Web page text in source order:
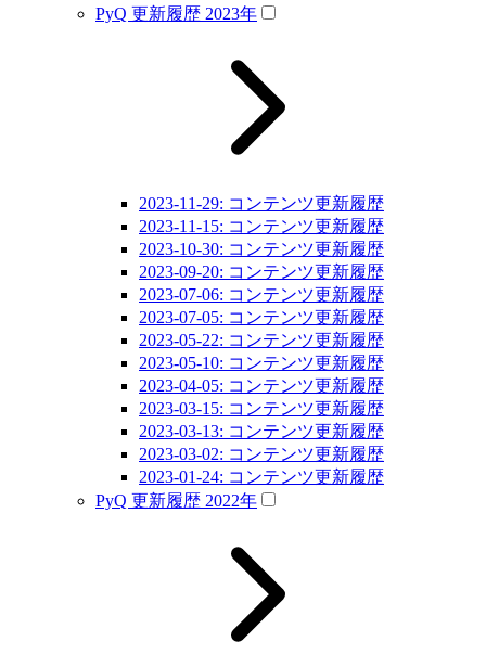
PyQ 更新履歴 2023年
2023-11-29: コンテンツ更新履歴
2023-11-15: コンテンツ更新履歴
2023-10-30: コンテンツ更新履歴
2023-09-20: コンテンツ更新履歴
2023-07-06: コンテンツ更新履歴
2023-07-05: コンテンツ更新履歴
2023-05-22: コンテンツ更新履歴
2023-05-10: コンテンツ更新履歴
2023-04-05: コンテンツ更新履歴
2023-03-15: コンテンツ更新履歴
2023-03-13: コンテンツ更新履歴
2023-03-02: コンテンツ更新履歴
2023-01-24: コンテンツ更新履歴
PyQ 更新履歴 2022年